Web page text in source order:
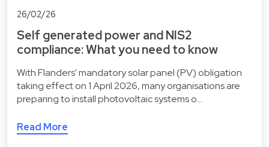
26/02/26
Self generated power and NIS2
compliance: What you need to know
With Flanders' mandatory solar panel (PV) obligation
taking effect on 1 April 2026, many organisations are
preparing to install photovoltaic systems o…
Read More